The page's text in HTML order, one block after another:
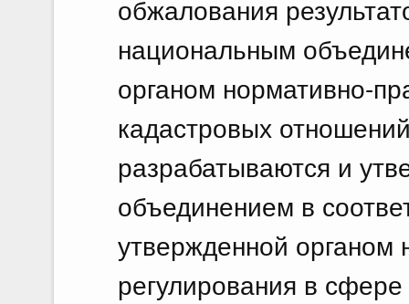
обжалования
национальным
органом нормативно-
кадастровых
разрабатываются и
объединением в
утвержденной органом
регулирования в